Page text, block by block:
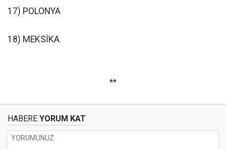
17) POLONYA
18) MEKSİKA
**
HABERE YORUM KAT